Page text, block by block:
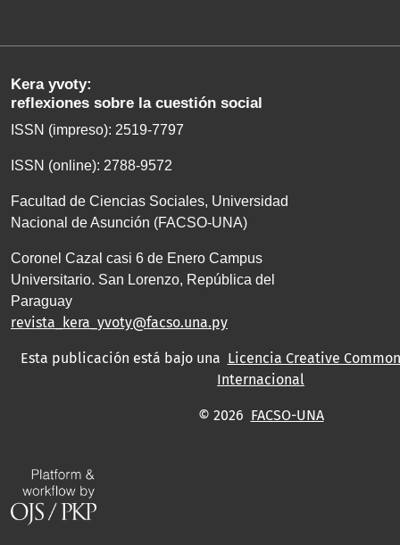
Kera yvoty:
reflexiones sobre la cuestión social
ISSN (impreso): 2519-7797
ISSN (online): 2788-9572
Facultad de Ciencias Sociales, Universidad
Nacional de Asunción (FACSO-UNA)
Coronel Cazal casi 6 de Enero Campus
Universitario. San Lorenzo, República del
Paraguay
revista_kera_yvoty@facso.una.py
Esta publicación está bajo una Licencia Creative
Internacional
© 2026 FACSO-UNA